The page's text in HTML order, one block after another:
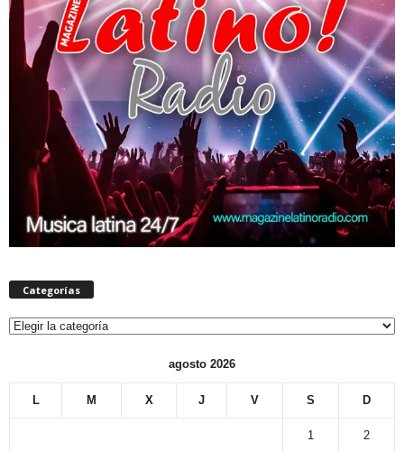
Categorías
Categorías
agosto 2026
L M X J V S D
1 2